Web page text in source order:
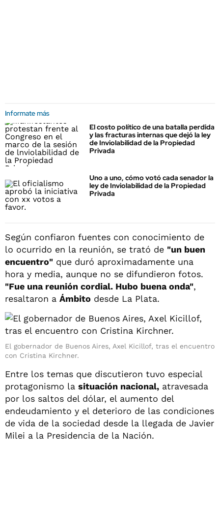
Informate más
El costo político de una batalla perdida
y las fracturas internas que dejó la ley
de Inviolabilidad de la Propiedad
Privada
Uno a uno, cómo votó cada senador la
ley de Inviolabilidad de la Propiedad
Privada
Según confiaron fuentes con conocimiento de
lo ocurrido en la reunión, se trató de "un buen
encuentro" que duró aproximadamente una
hora y media, aunque no se difundieron fotos.
"Fue una reunión cordial. Hubo buena onda",
resaltaron a Ámbito desde La Plata.
El gobernador de Buenos Aires, Axel Kicillof, tras el encuentro
con Cristina Kirchner.
Entre los temas que discutieron tuvo especial
protagonismo la situación nacional, atravesada
por los saltos del dólar, el aumento del
endeudamiento y el deterioro de las condiciones
de vida de la sociedad desde la llegada de Javier
Milei a la Presidencia de la Nación.